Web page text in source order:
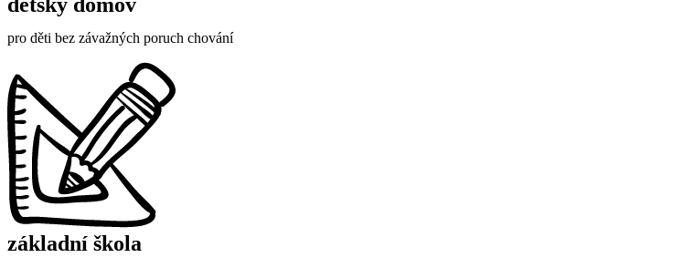
pro děti bez závažných poruch chování
základní škola